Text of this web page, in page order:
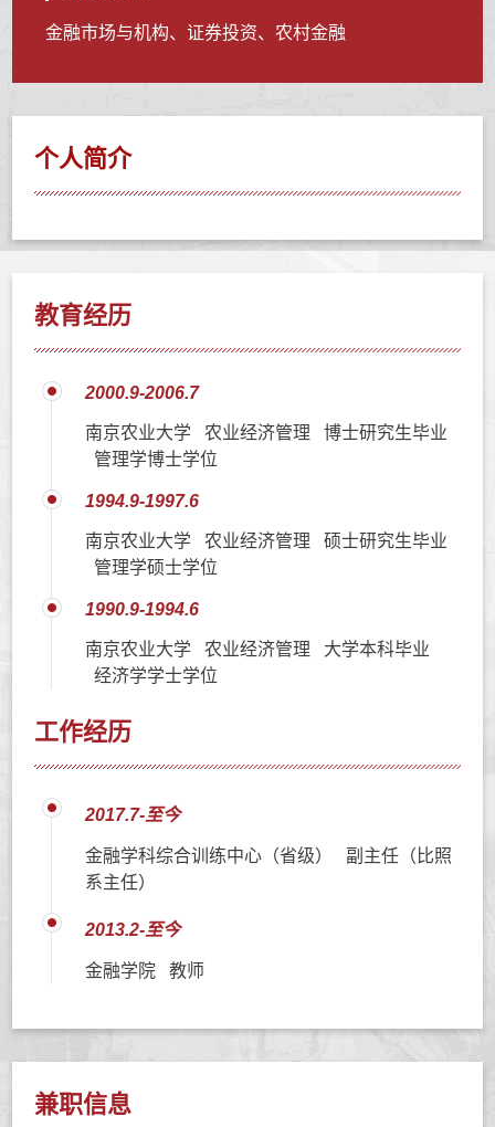
金融市场与机构、证券投资、农村金融
个人简介
教育经历
2000.9-2006.7
南京农业大学 农业经济管理 博士研究生毕业
管理学博士学位
1994.9-1997.6
南京农业大学 农业经济管理 硕士研究生毕业
管理学硕士学位
1990.9-1994.6
南京农业大学 农业经济管理 大学本科毕业
经济学学士学位
工作经历
2017.7-至今
金融学科综合训练中心（省级） 副主任（比照
系主任）
2013.2-至今
金融学院 教师
兼职信息